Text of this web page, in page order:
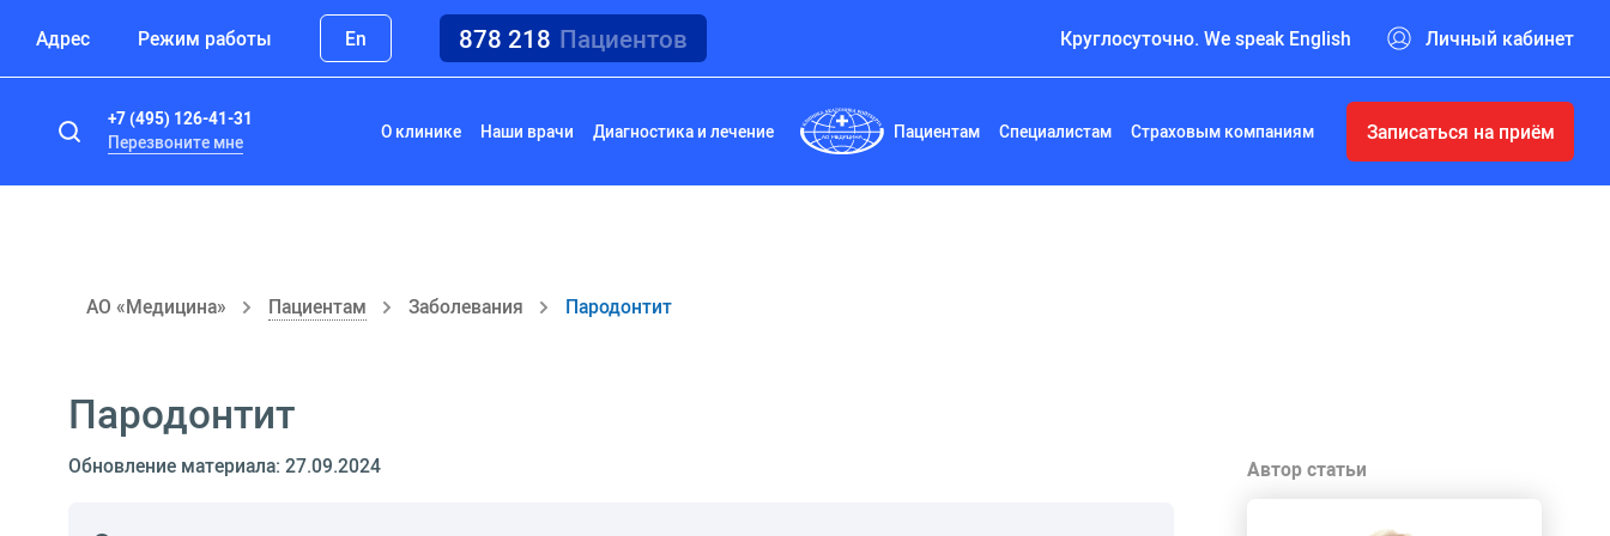
Адрес Режим работы En 878 218 Пациентов Круглосуточно. We speak English Личный кабинет
+7 (495) 126-41-31
Перезвоните мне
О клинике Наши врачи Диагностика и лечение Пациентам Специалистам Страховым компаниям Записаться на приём
АО «Медицина» Пациентам Заболевания Пародонтит
Пародонтит
Обновление материала: 27.09.2024 Автор статьи